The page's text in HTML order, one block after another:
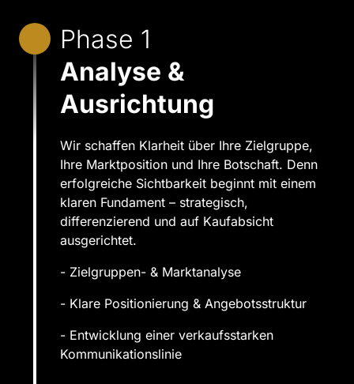
Phase 1
Analyse &
Ausrichtung
Wir schaffen Klarheit über Ihre Zielgruppe,
Ihre Marktposition und Ihre Botschaft. Denn
erfolgreiche Sichtbarkeit beginnt mit einem
klaren Fundament – strategisch,
differenzierend und auf Kaufabsicht
ausgerichtet.
- Zielgruppen- & Marktanalyse
- Klare Positionierung & Angebotsstruktur
- Entwicklung einer verkaufsstarken
Kommunikationslinie